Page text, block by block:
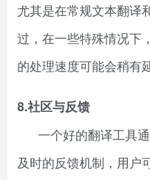
尤其是在常规文本翻译
过，在一些特殊情况下
的处理速度可能会稍有
8.社区与反馈
一个好的翻译工具
及时的反馈机制，用户